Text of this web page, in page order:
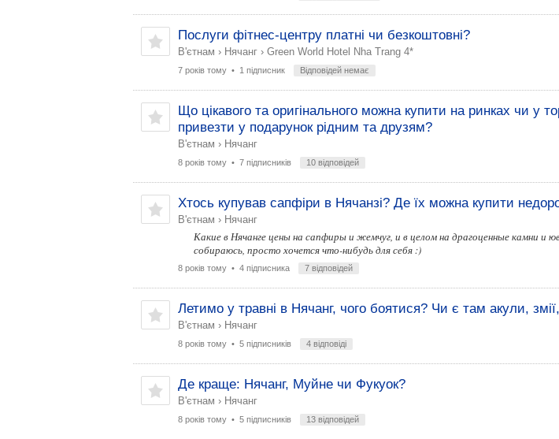
Послуги фітнес-центру платні чи безкоштовні?
В'єтнам › Нячанг› Green World Hotel Nha Trang 4*
7 років тому• 1 підписник Відповідей немає
Що цікавого та оригінального можна купити на ринках чи у
привезти у подарунок рідним та друзям?
В'єтнам › Нячанг
8 років тому• 7 підписників 10 відповідей
Хтось купував сапфіри в Нячанзі? Де їх можна купити
В'єтнам › Нячанг
Какие в Нячанге цены на сапфиры и жемчуг, и в целом на драгоценные камни и
собираюсь, просто хочется что-нибудь для себя :)
8 років тому• 4 підписника 7 відповідей
Летимо у травні в Нячанг, чого боятися? Чи є там акули,
В'єтнам › Нячанг
8 років тому• 5 підписників 4 відповіді
Де краще: Нячанг, Муйне чи Фукуок?
В'єтнам › Нячанг
8 років тому• 5 підписників 13 відповідей